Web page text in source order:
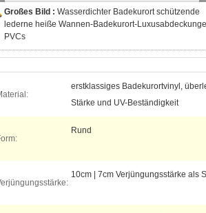
Großes Bild : Wasserdichter Badekurort schützende
lederne heiße Wannen-Badekurort-
PVCs
erstklassiges Badekurortvinyl,
Stärke und UV-Beständigkeit
Rund
10cm | 7cm Verjüngungsstärke als